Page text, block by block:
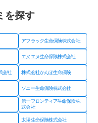
を探す
アフラック生命保険株式会社
エヌエヌ生命保険株式会社
会社 株式会社かんぽ生命保険
ソニー生命保険株式会社
第一フロンティア生命保険株
式会社
太陽生命保険株式会社